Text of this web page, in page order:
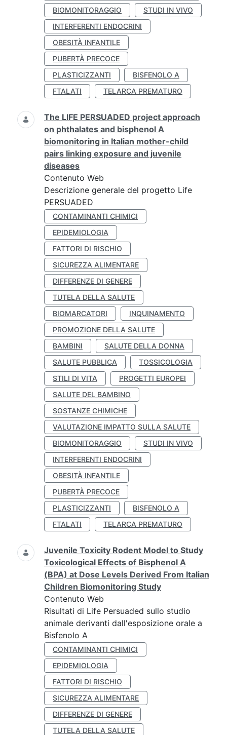
BIOMONITORAGGIO
STUDI IN VIVO
INTERFERENTI ENDOCRINI
OBESITÀ INFANTILE
PUBERTÀ PRECOCE
PLASTICIZZANTI
BISFENOLO A
FTALATI
TELARCA PREMATURO
The LIFE PERSUADED project approach
on phthalates and bisphenol A
biomonitoring in Italian mother-child
pairs linking exposure and juvenile
diseases
Contenuto Web
Descrizione generale del progetto Life
PERSUADED
CONTAMINANTI CHIMICI
EPIDEMIOLOGIA
FATTORI DI RISCHIO
SICUREZZA ALIMENTARE
DIFFERENZE DI GENERE
TUTELA DELLA SALUTE
BIOMARCATORI
INQUINAMENTO
PROMOZIONE DELLA SALUTE
BAMBINI
SALUTE DELLA DONNA
SALUTE PUBBLICA
TOSSICOLOGIA
STILI DI VITA
PROGETTI EUROPEI
SALUTE DEL BAMBINO
SOSTANZE CHIMICHE
VALUTAZIONE IMPATTO SULLA SALUTE
BIOMONITORAGGIO
STUDI IN VIVO
INTERFERENTI ENDOCRINI
OBESITÀ INFANTILE
PUBERTÀ PRECOCE
PLASTICIZZANTI
BISFENOLO A
FTALATI
TELARCA PREMATURO
Juvenile Toxicity Rodent Model to Study
Toxicological Effects of Bisphenol A
(BPA) at Dose Levels Derived From Italian
Children Biomonitoring Study
Contenuto Web
Risultati di Life Persuaded sullo studio
animale derivanti dall'esposizione orale a
Bisfenolo A
CONTAMINANTI CHIMICI
EPIDEMIOLOGIA
FATTORI DI RISCHIO
SICUREZZA ALIMENTARE
DIFFERENZE DI GENERE
TUTELA DELLA SALUTE